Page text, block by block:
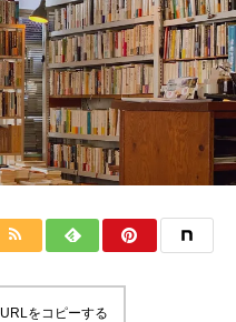
をコピーする